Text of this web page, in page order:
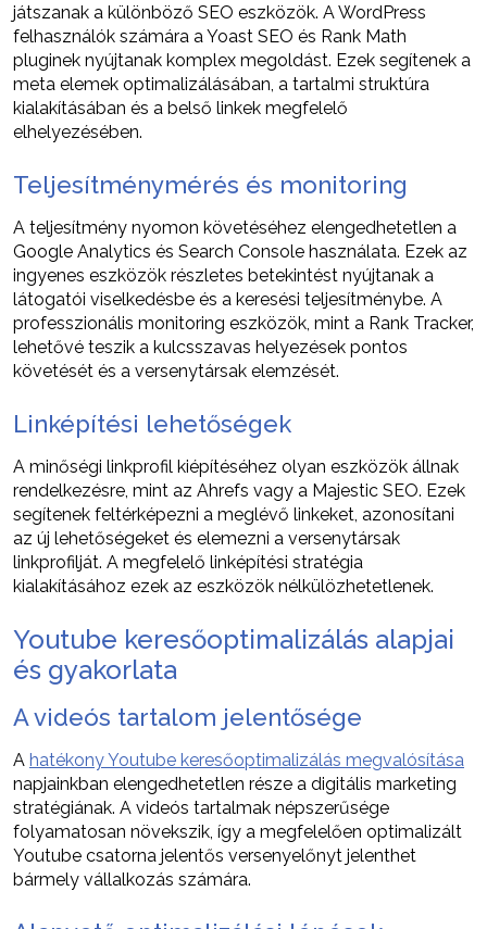
játszanak a különböző SEO eszközök. A WordPress
felhasználók számára a Yoast SEO és Rank Math
pluginek nyújtanak komplex megoldást. Ezek segítenek a
meta elemek optimalizálásában, a tartalmi struktúra
kialakításában és a belső linkek megfelelő
elhelyezésében.
Teljesítménymérés és monitoring
A teljesítmény nyomon követéséhez elengedhetetlen a
Google Analytics és Search Console használata. Ezek az
ingyenes eszközök részletes betekintést nyújtanak a
látogatói viselkedésbe és a keresési teljesítménybe. A
professzionális monitoring eszközök, mint a Rank Tracker,
lehetővé teszik a kulcsszavas helyezések pontos
követését és a versenytársak elemzését.
Linképítési lehetőségek
A minőségi linkprofil kiépítéséhez olyan eszközök állnak
rendelkezésre, mint az Ahrefs vagy a Majestic SEO. Ezek
segítenek feltérképezni a meglévő linkeket, azonosítani
az új lehetőségeket és elemezni a versenytársak
linkprofilját. A megfelelő linképítési stratégia
kialakításához ezek az eszközök nélkülözhetetlenek.
Youtube keresőoptimalizálás alapjai
és gyakorlata
A videós tartalom jelentősége
A hatékony Youtube keresőoptimalizálás megvalósítása
napjainkban elengedhetetlen része a digitális marketing
stratégiának. A videós tartalmak népszerűsége
folyamatosan növekszik, így a megfelelően optimalizált
Youtube csatorna jelentős versenyelőnyt jelenthet
bármely vállalkozás számára.